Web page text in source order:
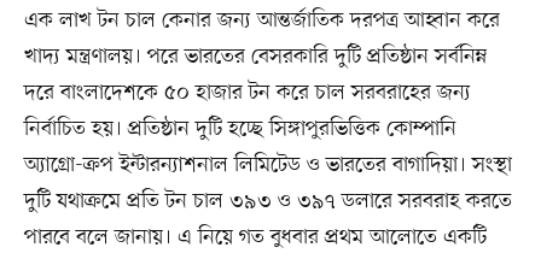
এক লাখ টন চাল কেনার জন্য আন্তর্জাতিক দরপত্র আহ্বান করে
খাদ্য মন্ত্রণালয়। পরে ভারতের বেসরকারি দুটি প্রতিষ্ঠান সর্বনিম্ন
দরে বাংলাদেশকে ৫০ হাজার টন করে চাল সরবরাহের জন্য
নির্বাচিত হয়। প্রতিষ্ঠান দুটি হচ্ছে সিঙ্গাপুরভিত্তিক কোম্পানি
অ্যাগ্রো-ক্রপ ইন্টারন্যাশনাল লিমিটেড ও ভারতের বাগাদিয়া। সংস্থা
দুটি যথাক্রমে প্রতি টন চাল ৩৯৩ ও ৩৯৭ ডলারে সরবরাহ করতে
পারবে বলে জানায়। এ নিয়ে গত বুধবার প্রথম আলোতে একটি